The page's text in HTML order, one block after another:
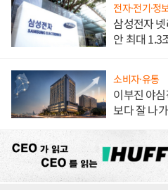
전자·전기·정
삼성전자
안 최대 1.3
소비자·유통
이부진 야
보다 잘 나